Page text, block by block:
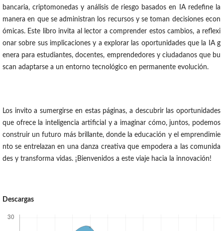
bancaria, criptomonedas y análisis de riesgo basados en IA redefine la
manera en que se administran los recursos y se toman decisiones econ
ómicas. Este libro invita al lector a comprender estos cambios, a reflexi
onar sobre sus implicaciones y a explorar las oportunidades que la IA g
enera para estudiantes, docentes, emprendedores y ciudadanos que bu
scan adaptarse a un entorno tecnológico en permanente evolución.
Los invito a sumergirse en estas páginas, a descubrir las oportunidades
que ofrece la inteligencia artificial y a imaginar cómo, juntos, podemos
construir un futuro más brillante, donde la educación y el emprendimie
nto se entrelazan en una danza creativa que empodera a las comunida
des y transforma vidas. ¡Bienvenidos a este viaje hacia la innovación!
Descargas